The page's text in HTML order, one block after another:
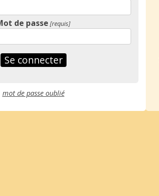
de passe
mot de passe oublié